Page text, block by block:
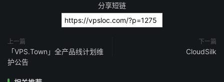
分享短链
上一篇
「VPS.Town」全产品线计划维
护公告
下一篇
CloudSilk